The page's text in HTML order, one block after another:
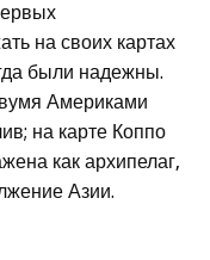
на своих картах
были надежны.
Америками
на карте Коппо
как архипелаг,
Азии.